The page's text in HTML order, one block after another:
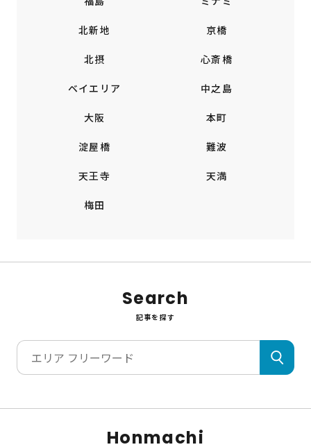
北新地 京橋
北摂 心斎橋
ベイエリア 中之島
大阪 本町
淀屋橋 難波
天王寺 天満
梅田
Search
記事を探す
Honmachi